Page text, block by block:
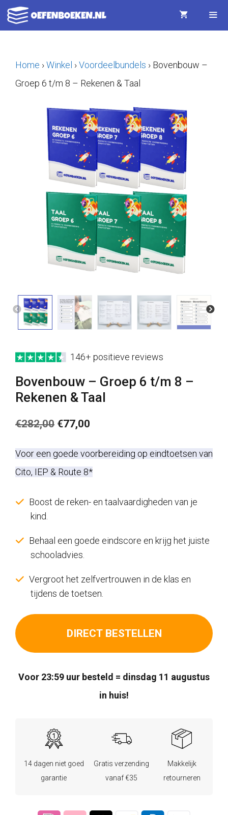
Ga
naar
inhoudHome ›Winkel ›Voordeelbundels › Bovenbouw –
Groep 6 t/m 8 – Rekenen & Taal
146+ positieve reviews
Bovenbouw – Groep 6 t/m 8 –
Rekenen & Taal
€282,00 Oorspronkelijke
was:
€77,00
is:
Voor een goede voorbereiding op eindtoetsen van
Cito, IEP & Route 8*
Boost de reken- en taalvaardigheden van je
kind.
Behaal een goede eindscore en krijg het juiste
schooladvies.
Vergroot het zelfvertrouwen in de klas en
tijdens de toetsen.
DIRECT BESTELLEN
Voor 23:59 uur besteld = dinsdag 11 augustus
in huis!
14 dagen niet goed
garantie
Gratis verzending
vanaf €35
Makkelijk
retourneren